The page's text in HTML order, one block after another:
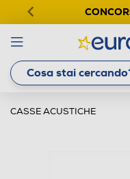
CASSE ACUSTICHE